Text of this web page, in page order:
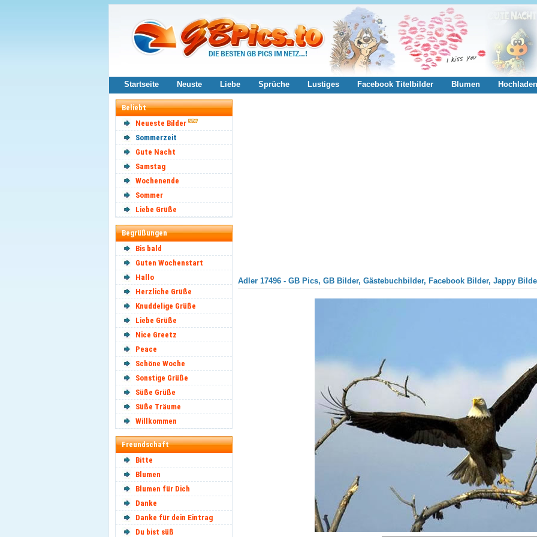
Startseite Neuste Liebe Sprüche Lustiges Facebook Titelbilder Blumen Hochladen
Beliebt
Neueste Bilder
Sommerzeit
Gute Nacht
Samstag
Wochenende
Sommer
Liebe Grüße
Begrüßungen
Bis bald
Guten Wochenstart
Hallo
Herzliche Grüße
Knuddelige Grüße
Liebe Grüße
Nice Greetz
Peace
Schöne Woche
Sonstige Grüße
Süße Grüße
Süße Träume
Willkommen
Freundschaft
Bitte
Blumen
Blumen für Dich
Danke
Danke für dein Eintrag
Du bist süß
Adler 17496 - GB Pics, GB Bilder, Gästebuchbilder, Facebook Bilder, Jappy